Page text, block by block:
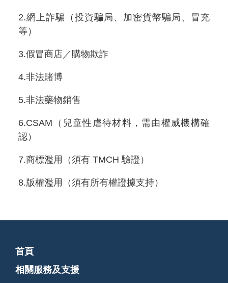
2.網上詐騙（投資騙局、加密貨幣騙局、冒充
等）
3.假冒商店／購物欺詐
4.非法賭博
5.非法藥物銷售
6.CSAM（兒童性虐待材料，需由權威機構確
認）
7.商標濫用（須有 TMCH 驗證）
8.版權濫用（須有所有權證據支持）
首頁
相關服務及支援